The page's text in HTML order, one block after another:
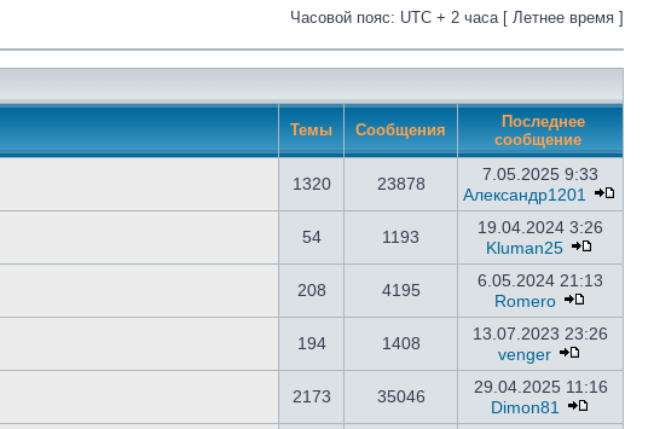
Часовой пояс: UTC + 2 часа [ Летнее время ]
Темы Сообщения
Последнее
сообщение
1320 23878
7.05.2025 9:33
Александр1201
54 1193
19.04.2024 3:26
Kluman25
208 4195
6.05.2024 21:13
Romero
194 1408
13.07.2023 23:26
venger
2173 35046
29.04.2025 11:16
Dimon81